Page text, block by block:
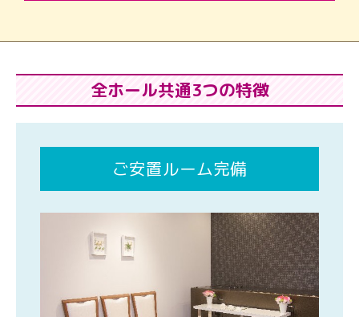
全ホール共通3つの特徴
ご安置ルーム完備